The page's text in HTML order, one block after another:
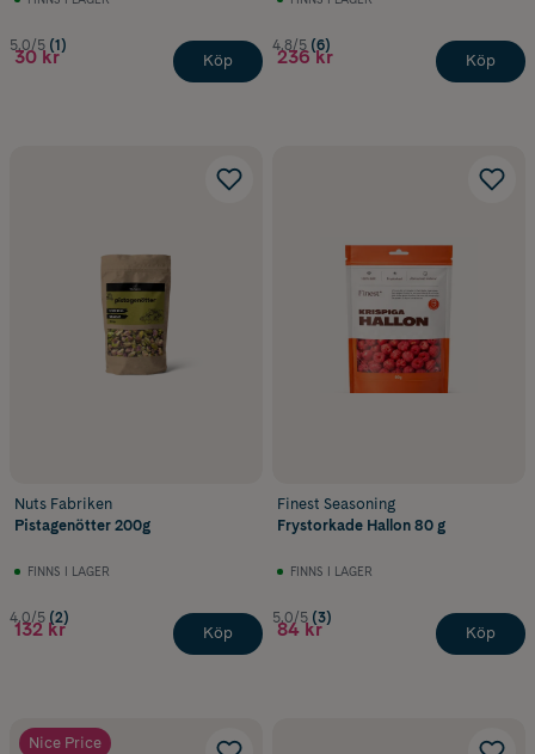
5.0/5 (1)
30 kr Köp
4.8/5 (6)
236 kr Köp
Nuts Fabriken
Pistagenötter 200g
FINNS I LAGER
4.0/5 (2)
132 kr Köp
Finest Seasoning
Frystorkade Hallon 80 g
FINNS I LAGER
5.0/5 (3)
84 kr Köp
Nice Price